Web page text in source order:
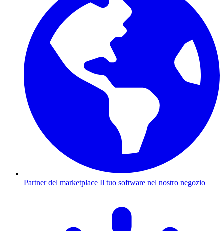
Partner del marketplace Il tuo software nel nostro negozio